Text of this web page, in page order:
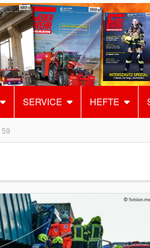
SERVICE HEFTE
59